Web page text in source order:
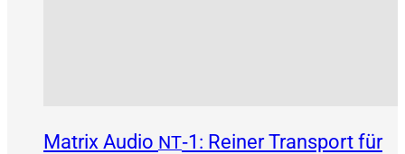
Matrix Audio NT‑1: Reiner Transport für